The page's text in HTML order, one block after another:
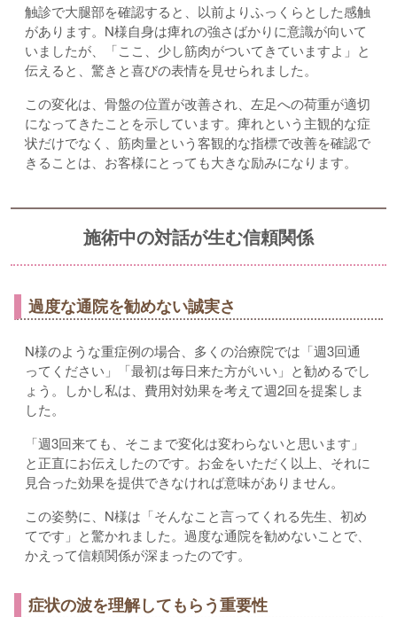
触診で大腿部を確認すると、以前よりふっくらとした感触
があります。N様自身は痺れの強さばかりに意識が向いて
いましたが、「ここ、少し筋肉がついてきていますよ」と
伝えると、驚きと喜びの表情を見せられました。
この変化は、骨盤の位置が改善され、左足への荷重が適切
になってきたことを示しています。痺れという主観的な症
状だけでなく、筋肉量という客観的な指標で改善を確認で
きることは、お客様にとっても大きな励みになります。
施術中の対話が生む信頼関係
過度な通院を勧めない誠実さ
N様のような重症例の場合、多くの治療院では「週3回通
ってください」「最初は毎日来た方がいい」と勧めるでし
ょう。しかし私は、費用対効果を考えて週2回を提案しま
した。
「週3回来ても、そこまで変化は変わらないと思います」
と正直にお伝えしたのです。お金をいただく以上、それに
見合った効果を提供できなければ意味がありません。
この姿勢に、N様は「そんなこと言ってくれる先生、初め
てです」と驚かれました。過度な通院を勧めないことで、
かえって信頼関係が深まったのです。
症状の波を理解してもらう重要性